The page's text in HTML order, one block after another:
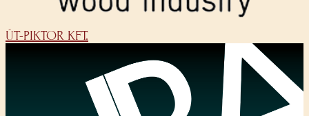
ÚT-PIKTOR KFT.